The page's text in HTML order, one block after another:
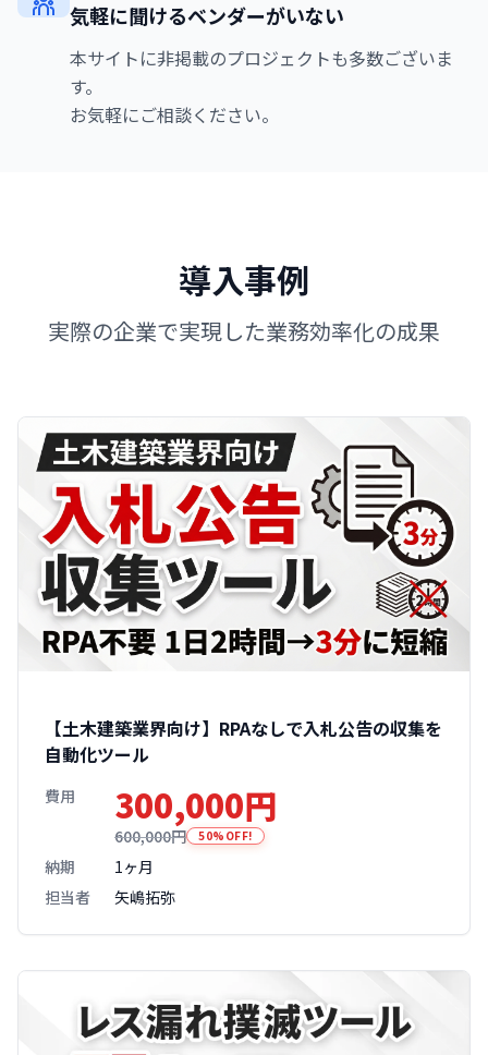
気軽に聞けるベンダーがいない
本サイトに非掲載のプロジェクトも多数ございま
す。
お気軽にご相談ください。
導入事例
実際の企業で実現した業務効率化の成果
【土木建築業界向け】RPAなしで入札公告の収集を
自動化ツール
費用 300,000円
600,000円 50%OFF!
納期
1ヶ月
担当者
矢嶋拓弥